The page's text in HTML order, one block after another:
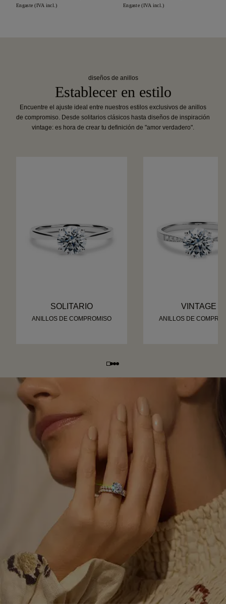
Engaste (IVA incl.) Engaste (IVA incl.)
diseños de anillos
Establecer en estilo
Encuentre el ajuste ideal entre nuestros estilos exclusivos de anillos
de compromiso. Desde solitarios clásicos hasta diseños de inspiración
vintage: es hora de crear tu definición de "amor verdadero".
SOLITARIO
ANILLOS DE COMPROMISO
VINTAGE
ANILLOS DE